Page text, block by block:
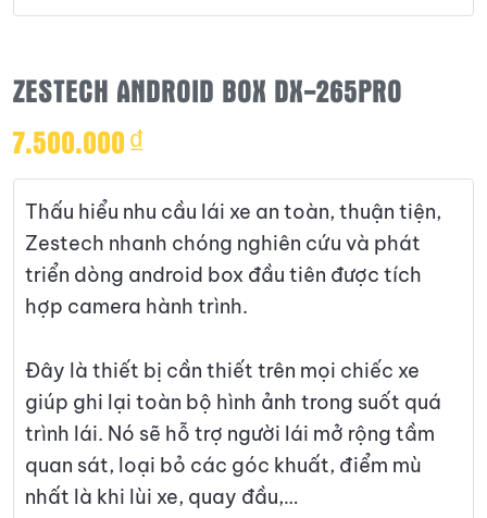
ZESTECH ANDROID BOX DX-265PRO
7.500.000₫
Thấu hiểu nhu cầu lái xe an toàn, thuận tiện,
Zestech nhanh chóng nghiên cứu và phát
triển dòng android box đầu tiên được tích
hợp camera hành trình.
Đây là thiết bị cần thiết trên mọi chiếc xe
giúp ghi lại toàn bộ hình ảnh trong suốt quá
trình lái. Nó sẽ hỗ trợ người lái mở rộng tầm
quan sát, loại bỏ các góc khuất, điểm mù
nhất là khi lùi xe, quay đầu,…